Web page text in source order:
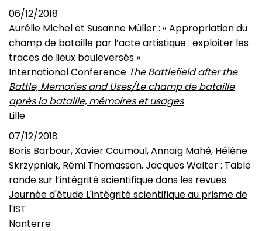
06/12/2018
Aurélie Michel et Susanne Müller : « Appropriation du
champ de bataille par l’acte artistique : exploiter les
traces de lieux bouleversés »
International Conference The Battlefield after the
Battle, Memories and Uses/Le champ de bataille
après la bataille, mémoires et usages
Lille
07/12/2018
Boris Barbour, Xavier Coumoul, Annaïg Mahé, Hélène
Skrzypniak, Rémi Thomasson, Jacques Walter : Table
ronde sur l’intégrité scientifique dans les revues
Journée d'étude L'intégrité scientifique au prisme de
l'IST
Nanterre